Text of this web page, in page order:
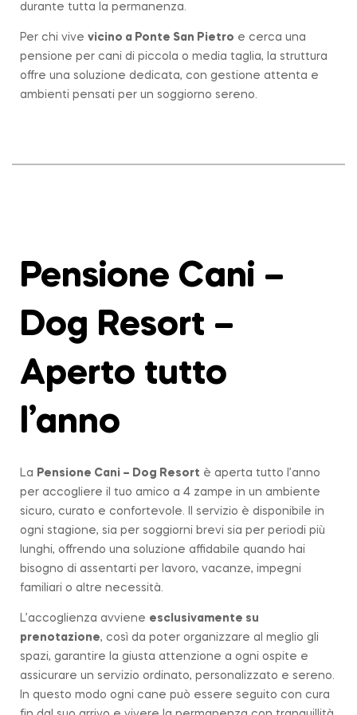
durante tutta la permanenza.
Per chi vive vicino a Ponte San Pietro e cerca una
pensione per cani di piccola o media taglia, la struttura
offre una soluzione dedicata, con gestione attenta e
ambienti pensati per un soggiorno sereno.
Pensione Cani –
Dog Resort –
Aperto tutto
l’anno
La Pensione Cani – Dog Resort è aperta tutto l’anno
per accogliere il tuo amico a 4 zampe in un ambiente
sicuro, curato e confortevole. Il servizio è disponibile in
ogni stagione, sia per soggiorni brevi sia per periodi più
lunghi, offrendo una soluzione affidabile quando hai
bisogno di assentarti per lavoro, vacanze, impegni
familiari o altre necessità.
L’accoglienza avviene esclusivamente su
prenotazione, così da poter organizzare al meglio gli
spazi, garantire la giusta attenzione a ogni ospite e
assicurare un servizio ordinato, personalizzato e sereno.
In questo modo ogni cane può essere seguito con cura